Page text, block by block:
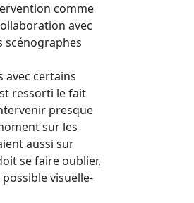
comme
avec
scénographes
avec certains
ressorti le fait
presque
sur les
aussi sur
se faire oublier,
visuelle-